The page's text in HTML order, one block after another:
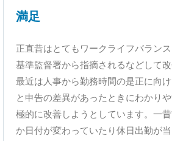
満足
正直昔はとてもワークライフバラン
基準監督署から指摘されるなどして改
最近は人事から勤務時間の是正に向
と申告の差異があったときにわかり
極的に改善しようとしています。一
か日付が変わっていたり休日出勤が